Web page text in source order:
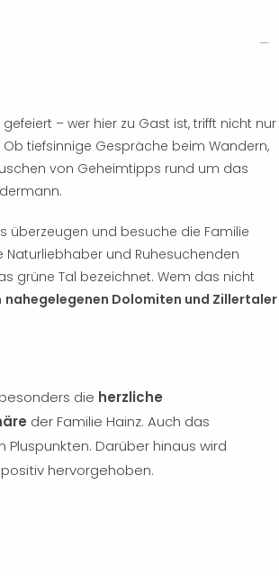
– wer hier zu Gast ist, trifft nicht nur
tiefsinnige Gespräche beim Wandern,
von Geheimtipps rund um das
überzeugen und besuche die Familie
Naturliebhaber und Ruhesuchenden
grüne Tal bezeichnet. Wem das nicht
nahegelegenen Dolomiten und Zillertaler
die herzliche
der Familie Hainz. Auch das
Darüber hinaus wird
hervorgehoben.